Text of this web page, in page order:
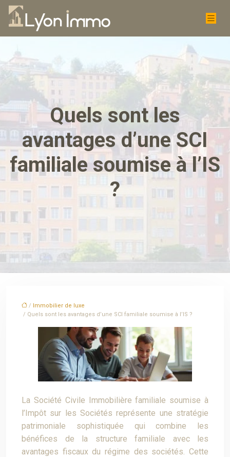
Quels sont les
avantages d’une SCI
familiale soumise à l’IS
?
/ Immobilier de luxe
/ Quels sont les avantages d’une SCI familiale soumise à l’IS ?
La Société Civile Immobilière familiale soumise à
l’Impôt sur les Sociétés représente une stratégie
patrimoniale sophistiquée qui combine les
bénéfices de la structure familiale avec les
avantages fiscaux du régime des sociétés. Cette